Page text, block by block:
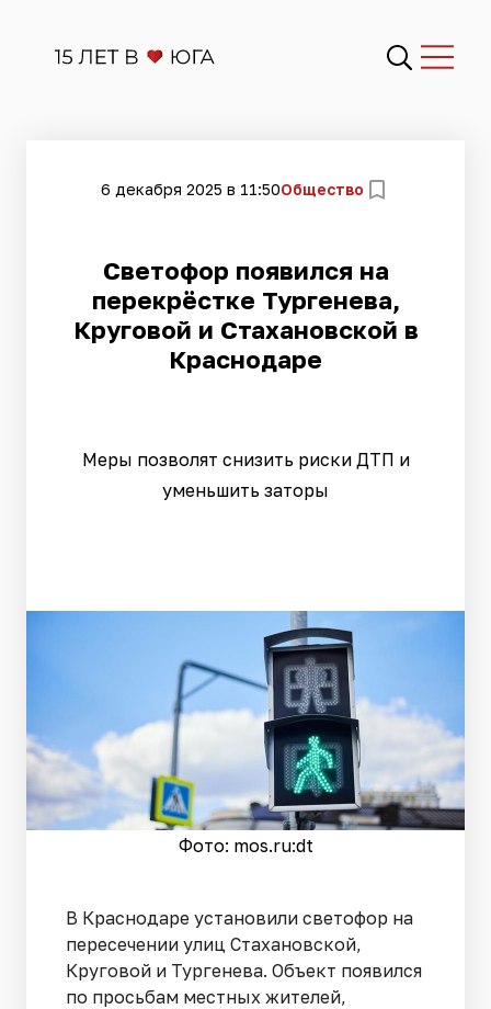
6 декабря 2025 в 11:50Общество
Светофор появился на
перекрёстке Тургенева,
Круговой и Стахановской в
Краснодаре
Меры позволят снизить риски ДТП и
уменьшить заторы
Фото: mos.ru:dt
В Краснодаре установили светофор на
пересечении улиц Стахановской,
Круговой и Тургенева. Объект появился
по просьбам местных жителей,